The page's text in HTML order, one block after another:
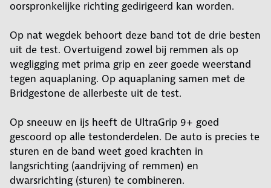
oorspronkelijke richting gedirigeerd kan worden.
Op nat wegdek behoort deze band tot de drie besten
uit de test. Overtuigend zowel bij remmen als op
wegligging met prima grip en zeer goede weerstand
tegen aquaplaning. Op aquaplaning samen met de
Bridgestone de allerbeste uit de test.
Op sneeuw en ijs heeft de UltraGrip 9+ goed
gescoord op alle testonderdelen. De auto is precies te
sturen en de band weet goed krachten in
langsrichting (aandrijving of remmen) en
dwarsrichting (sturen) te combineren.